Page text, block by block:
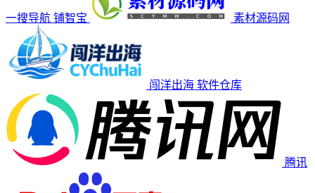
一搜导航 铺智宝 素材源码网
闯洋出海 软件仓库
腾讯